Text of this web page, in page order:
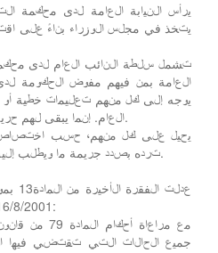
يرأس النيابة العامة لدى محكمة
يتخذ في مجلس الوزراء بناءً على
تشمل سلطة النائب العام لدى
العامة بمن فيهم مفوض الحكومة
يوجه إلى كل منهم تعليمات خطية
العام. إنما يبقى لهم حرية الكلام في جلسات المحاكمة.
يحيل على كل منهم، حسب
ترده بصدد جريمة ما ويطلب إليه تحريك دعوى الحق العام فيها.
16/8/2001 وأصبحت على الشكل التالي:
مع مراعاة
جميع الحالات التي تقتضي فيها